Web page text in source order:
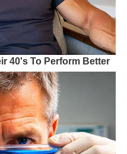
40's To Perform Better